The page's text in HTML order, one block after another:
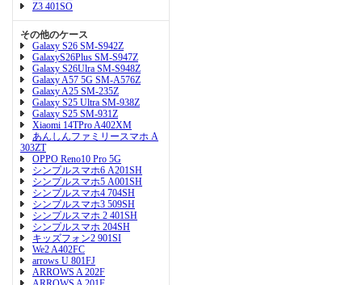
Z3 401SO
その他のケース
Galaxy S26 SM-S942Z
GalaxyS26Plus SM-S947Z
Galaxy S26Ulra SM-S948Z
Galaxy A57 5G SM-A576Z
Galaxy A25 SM-235Z
Galaxy S25 Ultra SM-938Z
Galaxy S25 SM-931Z
Xiaomi 14TPro A402XM
あんしんファミリースマホ A
303ZT
OPPO Reno10 Pro 5G
シンプルスマホ6 A201SH
シンプルスマホ5 A001SH
シンプルスマホ4 704SH
シンプルスマホ3 509SH
シンプルスマホ 2 401SH
シンプルスマホ 204SH
キッズフォン2 901SI
We2 A402FC
arrows U 801FJ
ARROWS A 202F